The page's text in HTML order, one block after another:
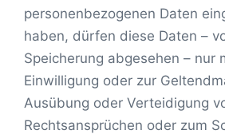
personenbezogenen Daten
haben, dürfen diese Daten –
Speicherung abgesehen – nur
Einwilligung oder zur
Ausübung oder Verteidigung
Rechtsansprüchen oder zum